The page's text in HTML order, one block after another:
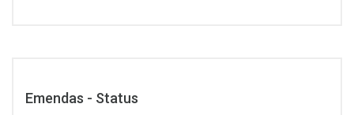
Emendas - Status